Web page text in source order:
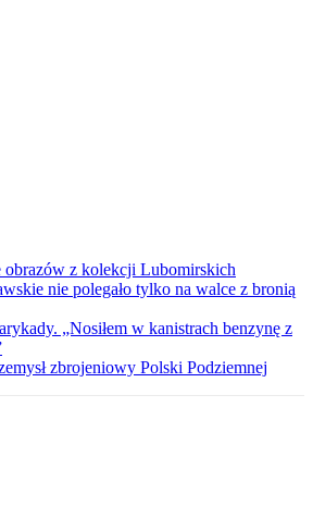
obrazów z kolekcji Lubomirskich
nie polegało tylko na walce z bronią
„Nosiłem w kanistrach benzynę z
zbrojeniowy Polski Podziemnej